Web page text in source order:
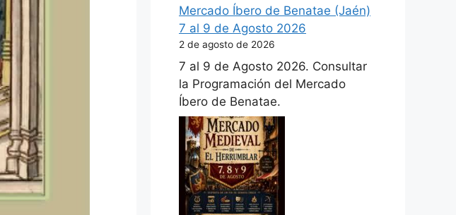
Mercado Íbero de Benatae (Jaén)
7 al 9 de Agosto 2026
2 de agosto de 2026
7 al 9 de Agosto 2026. Consultar
la Programación del Mercado
Íbero de Benatae.